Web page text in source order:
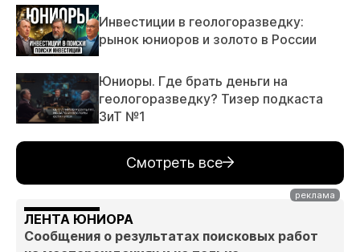
Инвестиции в геологоразведку:
рынок юниоров и золото в России
Юниоры. Где брать деньги на
геологоразведку? Тизер подкаста
ЗиТ №1
Смотреть все
ЛЕНТА ЮНИОРА
Сообщения о результатах поисковых работ